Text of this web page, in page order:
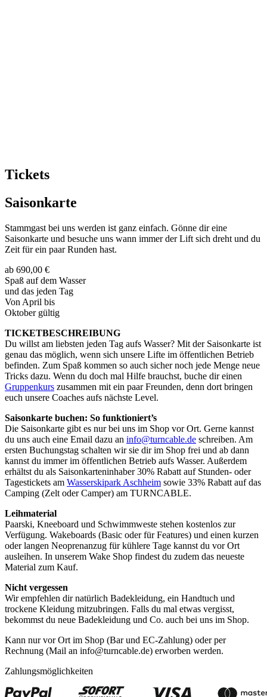
Tickets
Saisonkarte
Stammgast bei uns werden ist ganz einfach. Gönne dir eine
Saisonkarte und besuche uns wann immer der Lift sich dreht und du
Zeit für ein paar Runden hast.
ab 690,00 €
Spaß auf dem Wasser
und das jeden Tag
Von April bis
Oktober gültig
TICKETBESCHREIBUNG
Du willst am liebsten jeden Tag aufs Wasser? Mit der Saisonkarte ist
genau das möglich, wenn sich unsere Lifte im öffentlichen Betrieb
befinden. Zum Spaß kommen so auch sicher noch jede Menge neue
Tricks dazu. Wenn du doch mal Hilfe brauchst, buche dir einen
Gruppenkurs zusammen mit ein paar Freunden, denn dort bringen
euch unsere Coaches aufs nächste Level.
Saisonkarte buchen: So funktioniert’s
Die Saisonkarte gibt es nur bei uns im Shop vor Ort. Gerne kannst
du uns auch eine Email dazu an info@turncable.de schreiben. Am
ersten Buchungstag schalten wir sie dir im Shop frei und ab dann
kannst du immer im öffentlichen Betrieb aufs Wasser. Außerdem
erhältst du als Saisonkarteninhaber 30% Rabatt auf Stunden- oder
Tagestickets am Wasserskipark Aschheim sowie 33% Rabatt auf das
Camping (Zelt oder Camper) am TURNCABLE.
Leihmaterial
Paarski, Kneeboard und Schwimmweste stehen kostenlos zur
Verfügung. Wakeboards (Basic oder für Features) und einen kurzen
oder langen Neoprenanzug für kühlere Tage kannst du vor Ort
ausleihen. In unserem Wake Shop findest du zudem das neueste
Material zum Kauf.
Nicht vergessen
Wir empfehlen dir natürlich Badekleidung, ein Handtuch und
trockene Kleidung mitzubringen. Falls du mal etwas vergisst,
bekommst du neue Badekleidung und Co. auch bei uns im Shop.
Kann nur vor Ort im Shop (Bar und EC-Zahlung) oder per
Rechnung (Mail an info@turncable.de) erworben werden.
Zahlungsmöglichkeiten